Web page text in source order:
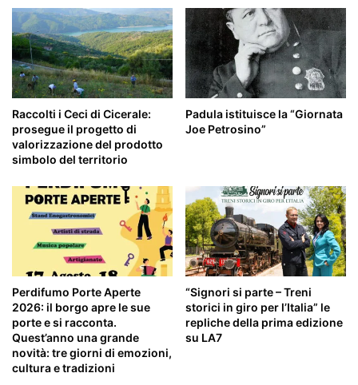
Raccolti i Ceci di Cicerale:
prosegue il progetto di
valorizzazione del prodotto
simbolo del territorio
Padula istituisce la “Giornata
Joe Petrosino”
Perdifumo Porte Aperte
2026: il borgo apre le sue
porte e si racconta.
Quest’anno una grande
novità: tre giorni di emozioni,
cultura e tradizioni
“Signori si parte – Treni
storici in giro per l’Italia” le
repliche della prima edizione
su LA7